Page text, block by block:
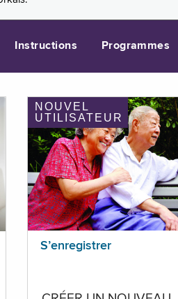
Instructions Programmes
NOUVEL
UTILISATEUR
S’enregistrer